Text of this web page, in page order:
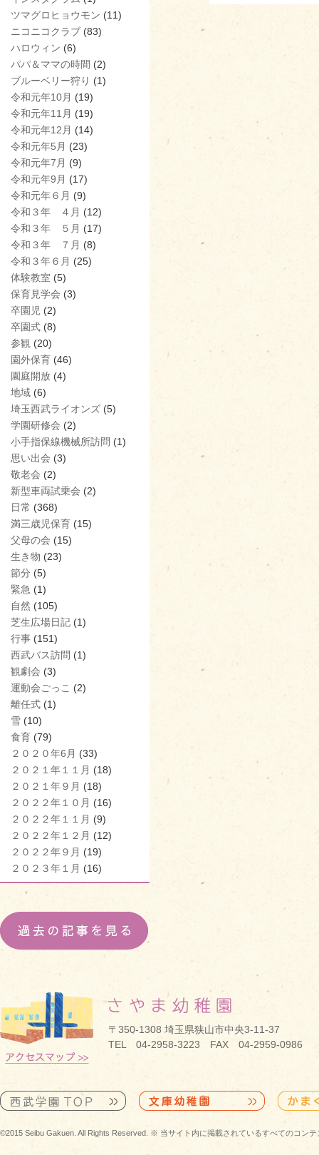
ツマグロヒョウモン (11)
ニコニコクラブ (83)
ハロウィン (6)
パパ＆ママの時間 (2)
ブルーベリー狩り (1)
令和元年10月 (19)
令和元年11月 (19)
令和元年12月 (14)
令和元年5月 (23)
令和元年7月 (9)
令和元年9月 (17)
令和元年６月 (9)
令和３年 ４月 (12)
令和３年 ５月 (17)
令和３年 ７月 (8)
令和３年６月 (25)
体験教室 (5)
保育見学会 (3)
卒園児 (2)
卒園式 (8)
参観 (20)
園外保育 (46)
園庭開放 (4)
地域 (6)
埼玉西武ライオンズ (5)
学園研修会 (2)
小手指保線機械所訪問 (1)
思い出会 (3)
敬老会 (2)
新型車両試乗会 (2)
日常 (368)
満三歳児保育 (15)
父母の会 (15)
生き物 (23)
節分 (5)
緊急 (1)
自然 (105)
芝生広場日記 (1)
行事 (151)
西武バス訪問 (1)
観劇会 (3)
運動会ごっこ (2)
離任式 (1)
雪 (10)
食育 (79)
２０２０年6月 (33)
２０２１年１１月 (18)
２０２１年９月 (18)
２０２２年１０月 (16)
２０２２年１１月 (9)
２０２２年１２月 (12)
２０２２年９月 (19)
２０２３年１月 (16)
〒350-1308 埼玉県狭山市中央3-11-37
TEL 04-2958-3223 FAX 04-2959-0986
©2015 Seibu Gakuen. All Rights Reserved. ※ 当サイト内に掲載されているすべてのコン